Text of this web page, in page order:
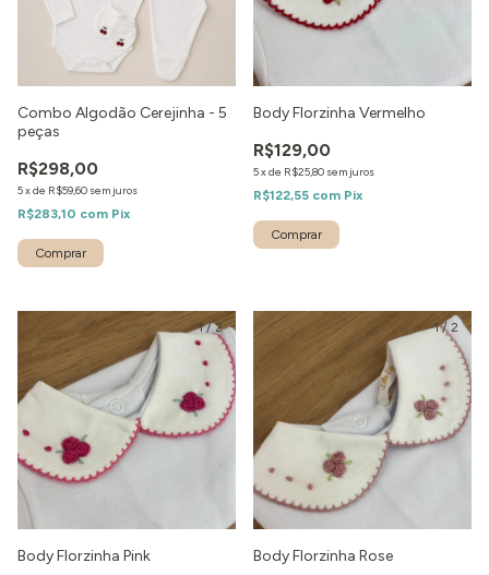
Combo Algodão Cerejinha - 5
peças
R$298,00
5xde R$59,60 sem juros
R$283,10 com Pix
Body Florzinha Vermelho
R$129,00
5xde R$25,80 sem juros
R$122,55 com Pix
1/2
Body Florzinha Pink
1/ 2
Body Florzinha Rose